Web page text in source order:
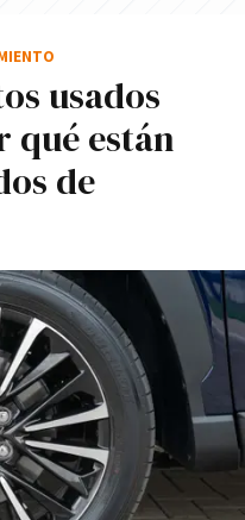
usados
qué están
de